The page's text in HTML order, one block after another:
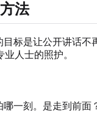
法
标是让公开讲话
人士的照护。
一刻。是走到前